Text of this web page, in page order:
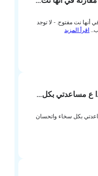
مفتوح. - لا توجد
بكل…
سخاء واتحسان